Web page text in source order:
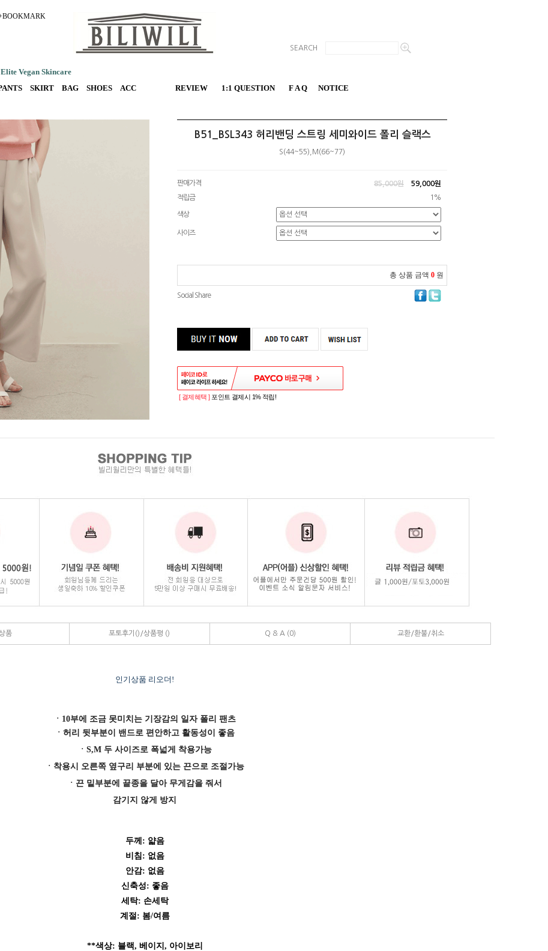
SEARCH
Vegan Skincare
SKIRT BAG SHOES ACC REVIEW 1:1 QUESTION F A Q NOTICE
B51_BSL343 허리밴딩 스트링 세미와이드 폴리 슬랙스
S(44~55),M(66~77)
판매가격 85,000원 59,000원
적립금
1%
색상
사이즈
총 상품 금액 0 원
Social Share
[ 결제혜택 ] 포인트 결제시 1% 적립!
품 포토후기()/상품평 () Q & A (0) 교환/환불/취소
인기상품 리오더!
ㆍ10부에 조금 못미치는 기장감의 일자 폴리 팬츠
ㆍ허리 뒷부분이 밴드로 편안하고 활동성이 좋음
ㆍS,M 두 사이즈로 폭넓게 착용가능
ㆍ착용시 오른쪽 옆구리 부분에 있는 끈으로 조절가능
ㆍ끈 밑부분에 끝종을 달아 무게감을 줘서
감기지 않게 방지
두께: 얇음
비침: 없음
안감: 없음
신축성: 좋음
세탁: 손세탁
계절: 봄/여름
**색상: 블랙, 베이지, 아이보리